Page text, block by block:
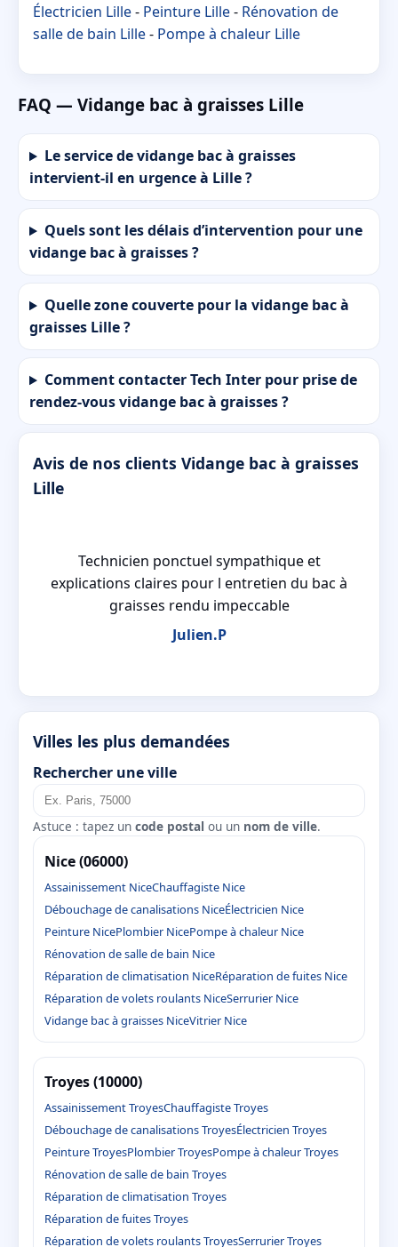
Électricien Lille- Peinture Lille- Rénovation de
salle de bain Lille- Pompe à chaleur Lille
FAQ — Vidange bac à graisses Lille
Le service de vidange bac à graisses
intervient-il en urgence à Lille ?
Quels sont les délais d’intervention pour une
vidange bac à graisses ?
Quelle zone couverte pour la vidange bac à
graisses Lille ?
Comment contacter Tech Inter pour prise de
rendez-vous vidange bac à graisses ?
Avis de nos clients Vidange bac à graisses
Lille
Technicien ponctuel sympathique et
explications claires pour l entretien du bac à
graisses rendu impeccable
Julien.P
Villes les plus demandées
Rechercher une ville
Astuce : tapez un code postal ou un nom de ville.
Nice (06000)
Assainissement NiceChauffagiste Nice
Débouchage de canalisations NiceÉlectricien Nice
Peinture NicePlombier NicePompe à chaleur Nice
Rénovation de salle de bain Nice
Réparation de climatisation NiceRéparation de fuites Nice
Réparation de volets roulants NiceSerrurier Nice
Vidange bac à graisses NiceVitrier Nice
Troyes (10000)
Assainissement TroyesChauffagiste Troyes
Débouchage de canalisations TroyesÉlectricien Troyes
Peinture TroyesPlombier TroyesPompe à chaleur Troyes
Rénovation de salle de bain Troyes
Réparation de climatisation Troyes
Réparation de fuites Troyes
Réparation de volets roulants TroyesSerrurier Troyes